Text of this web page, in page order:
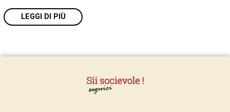
LEGGI DI PIÙ